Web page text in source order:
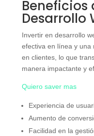
Beneficios
Desarrollo
Invertir en desarrollo
efectiva en línea y una
en clientes, lo que
manera impactante y
Quiero saver mas
Experiencia de
Aumento de
Facilidad en la